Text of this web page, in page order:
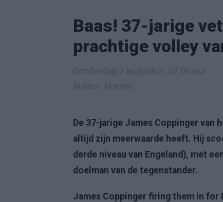
Baas! 37-jarige
prachtige volley
De 37-jarige James Coppinger van
altijd zijn meerwaarde heeft. Hij
derde niveau van Engeland), met
doelman van de tegenstander.
James Coppinger firing them in for